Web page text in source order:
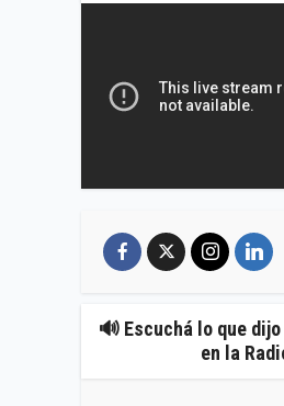
🔊 Escuchá lo que
en la